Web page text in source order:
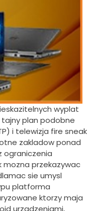
wyplat
plan podobne
i telewizja fire sneak
zakladow ponad
ograniczenia
mozna przekazywac
sie umysl
platforma
ktorzy maja
urzadzeniami,